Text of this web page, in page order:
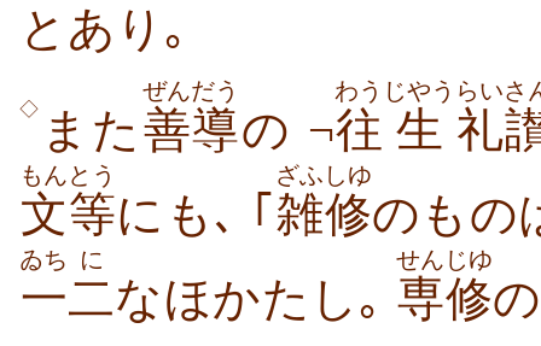
とあり｡
◇ また 善導
ぜんだう
の ¬往
わう
生
じやう
礼
らいさ
文
もん
等
とう
にも､ ｢ 雑修
ざふしゆ
のもの
一
ゐち
二
に
なほかたし｡ 専修
せんじゆ